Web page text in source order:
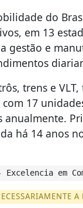
do
em 13
gestão e
trens e
17
há 14 anos
em
A